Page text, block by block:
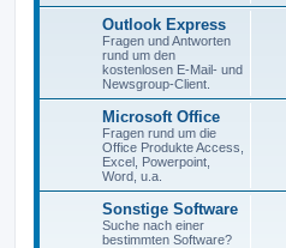
Outlook Express
Fragen und Antworten
rund um den
kostenlosen E-Mail- und
Newsgroup-Client.
Microsoft Office
Fragen rund um die
Office Produkte Access,
Excel, Powerpoint,
Word, u.a.
Sonstige Software
Suche nach einer
bestimmten Software?